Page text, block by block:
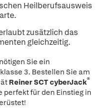
Heilberufsausweis
zusätzlich das
gleichzeitig.
Sie ein
3. Bestellen Sie am
Reiner SCTcyberJack®
perfekt für den Einstieg in